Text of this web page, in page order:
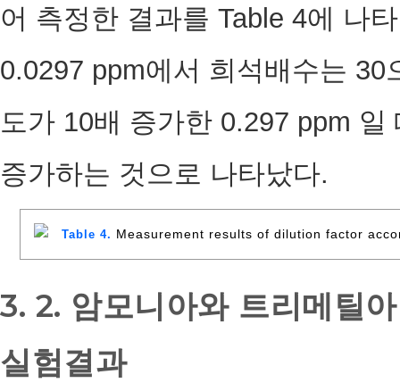
어 측정한 결과를 Table 4에 나
0.0297 ppm에서 희석배수는
도가 10배 증가한 0.297 ppm
증가하는 것으로 나타났다.
Table 4. Measurement results of dilution factor
3. 2. 암모니아와 트리메틸
실험결과